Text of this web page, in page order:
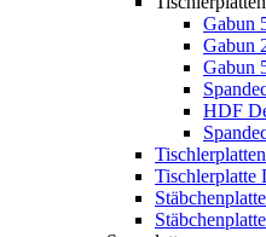
Gabun
Gabun
Gabun
HDF
Tischlerplatte